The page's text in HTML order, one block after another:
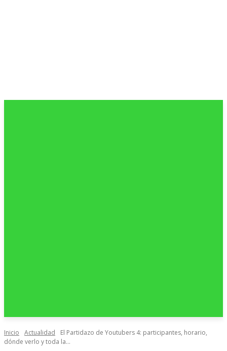
Inicio Actualidad
El Partidazo de Youtubers 4: participantes, horario,
dónde verlo y toda la...